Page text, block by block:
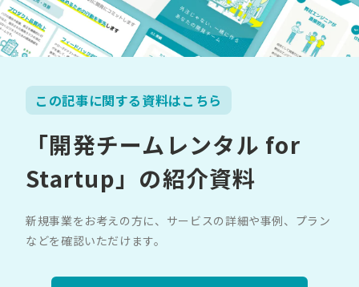
この記事に関する資料はこちら
「開発チームレンタル for
Startup」の紹介資料
新規事業をお考えの方に、サービスの詳細や事例、プラン
などを確認いただけます。